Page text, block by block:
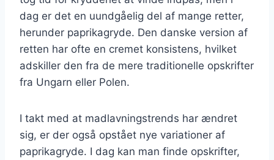
dag er det en uundgåelig del af mange retter,
herunder paprikagryde. Den danske version af
retten har ofte en cremet konsistens, hvilket
adskiller den fra de mere traditionelle opskrifter
fra Ungarn eller Polen.
I takt med at madlavningstrends har ændret
sig, er der også opstået nye variationer af
paprikagryde. I dag kan man finde opskrifter,